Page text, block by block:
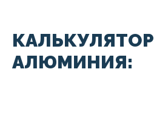
КАЛЬКУЛЯТОР
АЛЮМИНИЯ: